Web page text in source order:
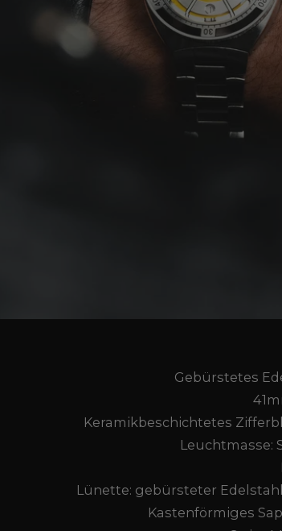
Gebürstetes
Keramikbeschichtetes
Leuchtmasse:
Lünette: gebürsteter
Kastenförmiges